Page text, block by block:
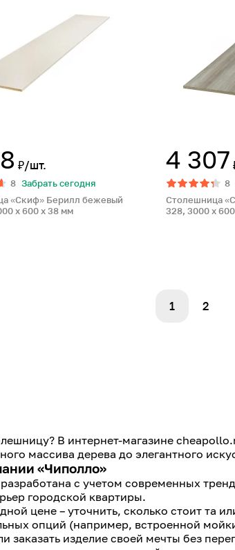
₽/шт.
8 Забрать сегодня
«Скиф» Берилл бежевый
x 600 x 38 мм
4 307
8
Столешница
328, 3000 x
1 2
В интернет-магазине
массива дерева до элегантного
«Чиполло»
с учетом современных
городской квартиры.
цене – уточнить, сколько стоит та
опций (например, встроенной
заказать изделие своей мечты без